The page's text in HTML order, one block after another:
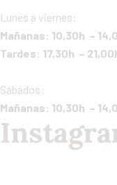
Lunes a viernes:
Mañanas: 10,30h –
Tardes: 17,30h –
Sábados:
Mañanas: 10,30h –